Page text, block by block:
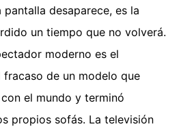
desaparece, es la
un tiempo que no volverá.
moderno es el
de un modelo que
el mundo y terminó
propios sofás. La televisión